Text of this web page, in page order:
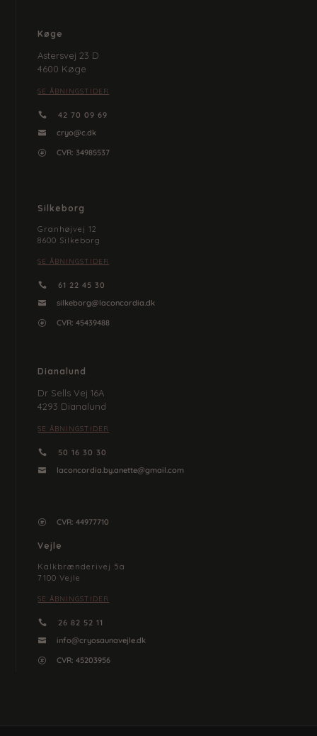
Køge
Astersvej 23 D
4600 Køge
SE ÅBNINGSTIDER
 42 70 09 69
 cryo@c.dk
 CVR: 34985537
Silkeborg
Granhøjvej 12
8600 Silkeborg
SE ÅBNINGSTIDER
 61 22 45 30
 silkeborg@laconcordia.dk
 CVR: 45439488
Dianalund
Dr Sells Vej 16A
4293 Dianalund
SE ÅBNINGSTIDER
 50 16 30 30
 laconcordia.by.anette@gmail.com
 CVR: 44977710
Vejle
Kalkbrænderivej 5a
7100 Vejle
SE ÅBNINGSTIDER
 26 82 52 11
 info@cryosaunavejle.dk
 CVR: 45203956